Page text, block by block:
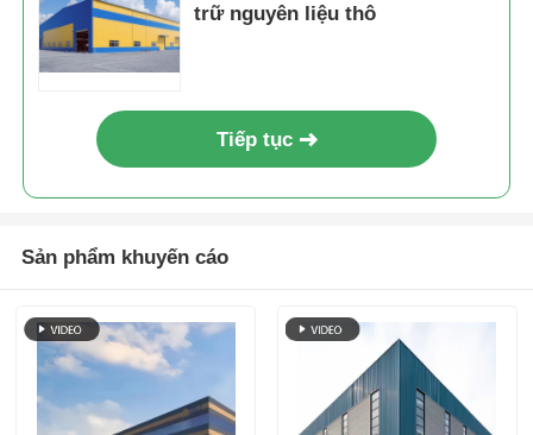
trữ nguyên liệu thô
Tiếp tục
Sản phẩm khuyến cáo